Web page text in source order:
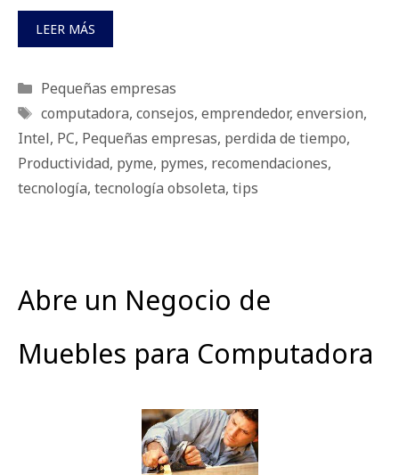
LEER MÁS
Categorías
Pequeñas empresas
Etiquetas
computadora, consejos, emprendedor, enversion,
Intel, PC, Pequeñas empresas, perdida de tiempo,
Productividad, pyme, pymes, recomendaciones,
tecnología, tecnología obsoleta, tips
Abre un Negocio de
Muebles para Computadora